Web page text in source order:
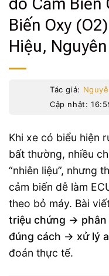
Biến Oxy
Hiệu,
Tác giả:
Cập nhật:
Khi xe có biểu hiện
bất thường, nhiều
“nhiên liệu”, nhưng
cảm biến dễ làm
theo bỏ máy. Bài
triệu chứng → phân
đúng cách → xử lý
đoán thực tế.